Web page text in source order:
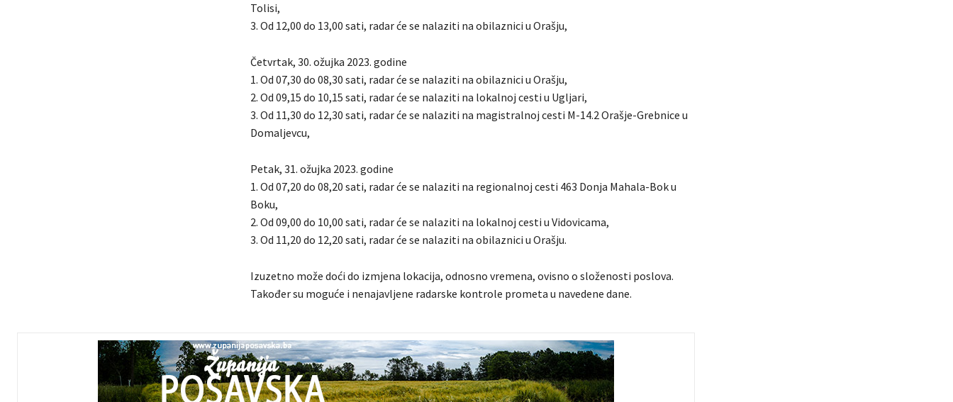
Tolisi,
3. Od 12,00 do 13,00 sati, radar će se nalaziti na obilaznici u Orašju,
Četvrtak, 30. ožujka 2023. godine
1. Od 07,30 do 08,30 sati, radar će se nalaziti na obilaznici u Orašju,
2. Od 09,15 do 10,15 sati, radar će se nalaziti na lokalnoj cesti u Ugljari,
3. Od 11,30 do 12,30 sati, radar će se nalaziti na magistralnoj cesti M-14.2 Orašje-Grebnice u
Domaljevcu,
Petak, 31. ožujka 2023. godine
1. Od 07,20 do 08,20 sati, radar će se nalaziti na regionalnoj cesti 463 Donja Mahala-Bok u
Boku,
2. Od 09,00 do 10,00 sati, radar će se nalaziti na lokalnoj cesti u Vidovicama,
3. Od 11,20 do 12,20 sati, radar će se nalaziti na obilaznici u Orašju.
Izuzetno može doći do izmjena lokacija, odnosno vremena, ovisno o složenosti poslova.
Također su moguće i nenajavljene radarske kontrole prometa u navedene dane.